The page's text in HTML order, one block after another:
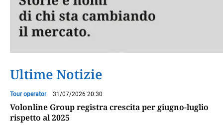
Ultime Notizie
Tour operator 31/07/2026 20:30
Volonline Group registra crescita per giugno-luglio
rispetto al 2025